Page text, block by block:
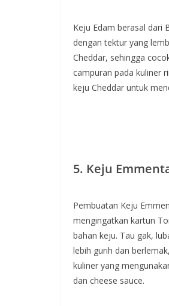
Keju Edam berasal dari
dengan tektur yang
Cheddar, sehingga
campuran pada kuliner
keju Cheddar untuk
5. Keju
Pembuatan Keju
mengingatkan kartun
bahan keju. Tau gak,
lebih gurih dan
kuliner yang
dan cheese sauce.